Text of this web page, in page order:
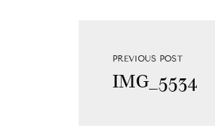
PREVIOUS POST
IMG_5534